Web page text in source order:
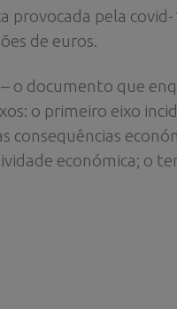
provocada pela
de euros.
o documento que
o primeiro eixo
económica; o